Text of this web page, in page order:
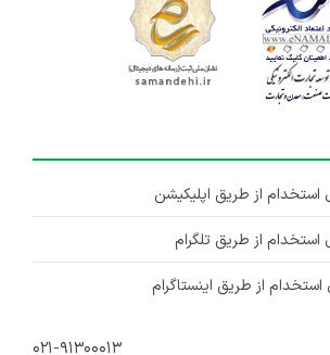
از طریق اپلیکیشن
از طریق تلگرام
از طریق اینستاگرام
۰۲۱-۹۱۳۰۰۰۱۳